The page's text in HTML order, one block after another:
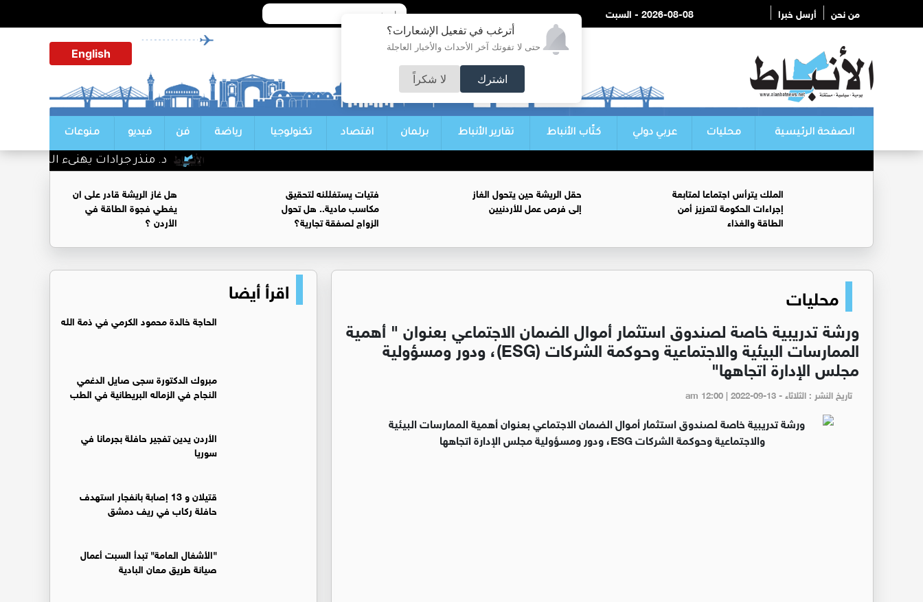
أترغب في تفعيل الإشعارات؟
حتى لا تفوتك آخر الأحداث والأخبار العاجلة
اشترك لا شكراً
من نحن أرسل خبرا 2026-08-08 - السبت
English
الصفحة الرئيسية محليات عربي دولي كتّاب الأنباط تقارير الأنباط برلمان اقتصاد تكنولوجيا رياضة فن فيديو منوعات
د. منذر جرادات يهنىء الشيخ سليمان
الملك يترأس اجتماعا لمتابعة
إجراءات الحكومة لتعزيز أمن
الطاقة والغذاء
حقل الريشة حين يتحول الغاز
إلى فرص عمل للأردنيين
فتيات يستغللنه لتحقيق
مكاسب مادية.. هل تحول
الزواج لصفقة تجارية؟
هل غاز الريشة قادر على ان
يغطي فجوة الطاقة في
الأردن ؟
محليات
ورشة تدريبية خاصة لصندوق استثمار أموال الضمان الاجتماعي بعنوان " أهمية
الممارسات البيئية والاجتماعية وحوكمة الشركات (ESG)، ودور ومسؤولية
مجلس الإدارة اتجاهها"
تاريخ النشر : الثلاثاء - am 12:00 | 2022-09-13
اقرأ أيضا
الحاجة خالدة محمود الكرمي في ذمة الله
مبروك الدكتورة سجى صايل الدغمي
النجاح في الزماله البريطانية في الطب
الأردن يدين تفجير حافلة بجرمانا في
سوريا
قتيلان و 13 إصابة بانفجار استهدف
حافلة ركاب في ريف دمشق
"الأشغال العامة" تبدأ السبت أعمال
صيانة طريق معان البادية